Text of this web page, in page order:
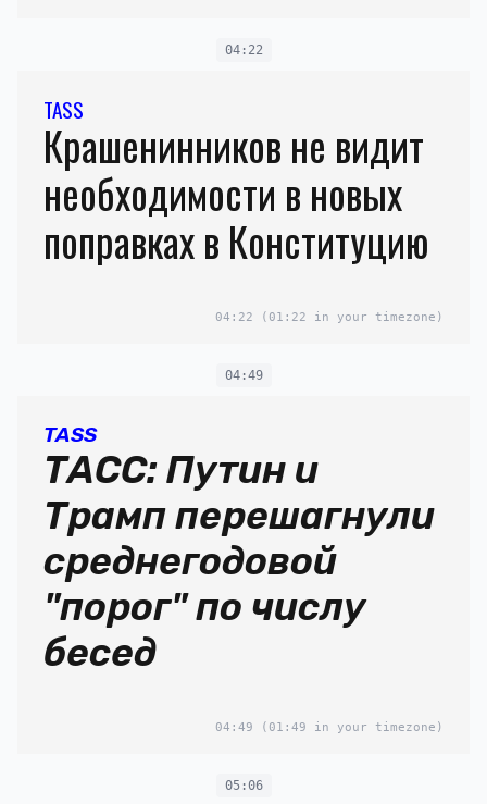
04:22
TASS
Крашенинников не видит
необходимости в новых
поправках в Конституцию
04:22 (01:22 in your timezone)
04:49
TASS
ТАСС: Путин и
Трамп перешагнули
среднегодовой
"порог" по числу
бесед
04:49 (01:49 in your timezone)
05:06